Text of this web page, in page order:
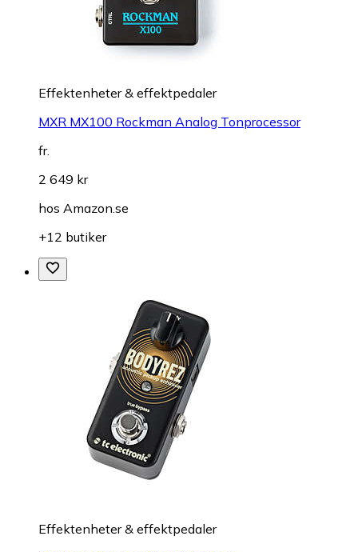
Effektenheter & effektpedaler
MXR MX100 Rockman Analog Tonprocessor
fr.
2 649 kr
hos Amazon.se
+12 butiker
Effektenheter & effektpedaler